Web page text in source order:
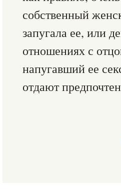
собственный
запугала ее, или
отношениях с
напугавший ее
отдают